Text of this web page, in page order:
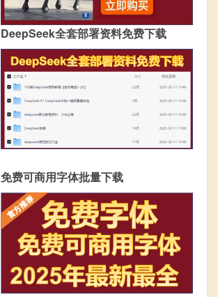
DeepSeek全套部署资料免费下载
免费可商用字体批量下载